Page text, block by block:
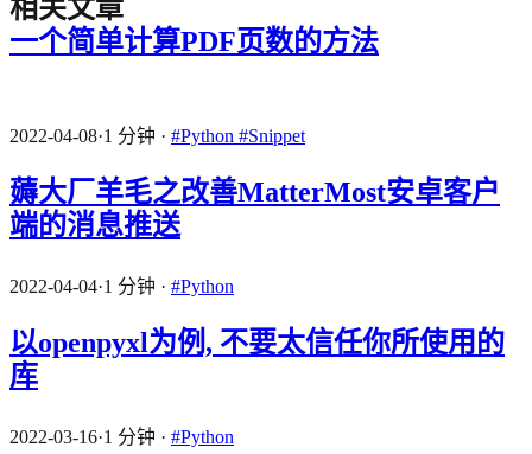
相关文章
一个简单计算PDF页数的方法
2022-04-08·1 分钟 · #Python #Snippet
薅大厂羊毛之改善MatterMost安卓客户
端的消息推送
2022-04-04·1 分钟 · #Python
以openpyxl为例, 不要太信任你所使用的
库
2022-03-16·1 分钟 · #Python